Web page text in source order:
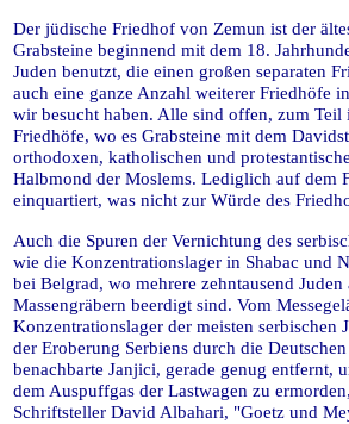
Der jüdische Friedhof von Zemun ist der
Grabsteine beginnend mit dem 18.
Juden benutzt, die einen großen separaten
auch eine ganze Anzahl weiterer Friedhöfe
wir besucht haben. Alle sind offen, zum Teil
Friedhöfe, wo es Grabsteine mit dem
orthodoxen, katholischen und
Halbmond der Moslems. Lediglich auf dem
einquartiert, was nicht zur Würde des
Auch die Spuren der Vernichtung des
wie die Konzentrationslager in Shabac und
bei Belgrad, wo mehrere zehntausend
Massengräbern beerdigt sind. Vom
Konzentrationslager der meisten serbischen
der Eroberung Serbiens durch die
benachbarte Janjici, gerade genug entfernt,
dem Auspuffgas der Lastwagen zu
Schriftsteller David Albahari, "Goetz und